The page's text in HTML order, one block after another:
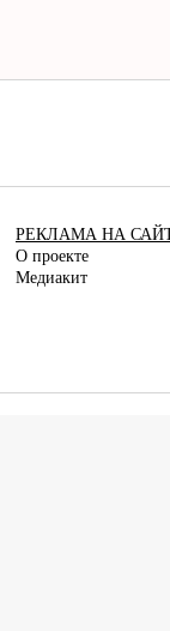
РЕКЛАМА НА
О проекте
Медиакит